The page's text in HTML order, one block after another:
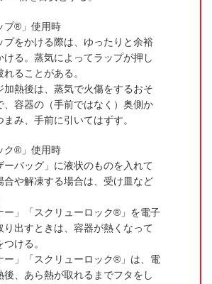
プ®」使用時
プをかける際は、ゆったりと余裕
ける。蒸気によってラップが押し
れることがある。
加熱後は、蒸気で火傷をするおそ
、容器の（手前ではなく）奥側か
まみ、手前に引いてはずす。
ク®」使用時
ーバッグ」に液状のものを入れて
合や解凍する場合は、受け皿など
ー」「スクリューロック®」を電子
り出すときは、容器が熱くなって
ける。
ー」「スクリューロック®」は、電
後、あら熱が取れるまでフタをし